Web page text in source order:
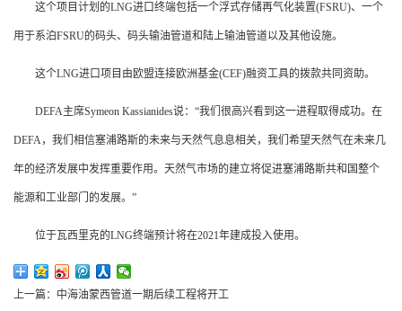
这个项目计划的LNG进口终端包括一个浮式存储再气化装置(FSRU)、一个
用于系泊FSRU的码头、码头输油管道和陆上输油管道以及其他设施。
这个LNG进口项目由欧盟连接欧洲基金(CEF)融资工具的拨款共同资助。
DEFA主席Symeon Kassianides说：“我们很高兴看到这一进程取得成功。在
DEFA，我们相信塞浦路斯的未来与天然气息息相关，我们希望天然气在未来几
年的经济发展中发挥重要作用。天然气市场的建立将促进塞浦路斯共和国整个
能源和工业部门的发展。”
位于瓦西里克的LNG终端预计将在2021年建成投入使用。
上一篇：中海油蒙西管道一期后续工程将开工